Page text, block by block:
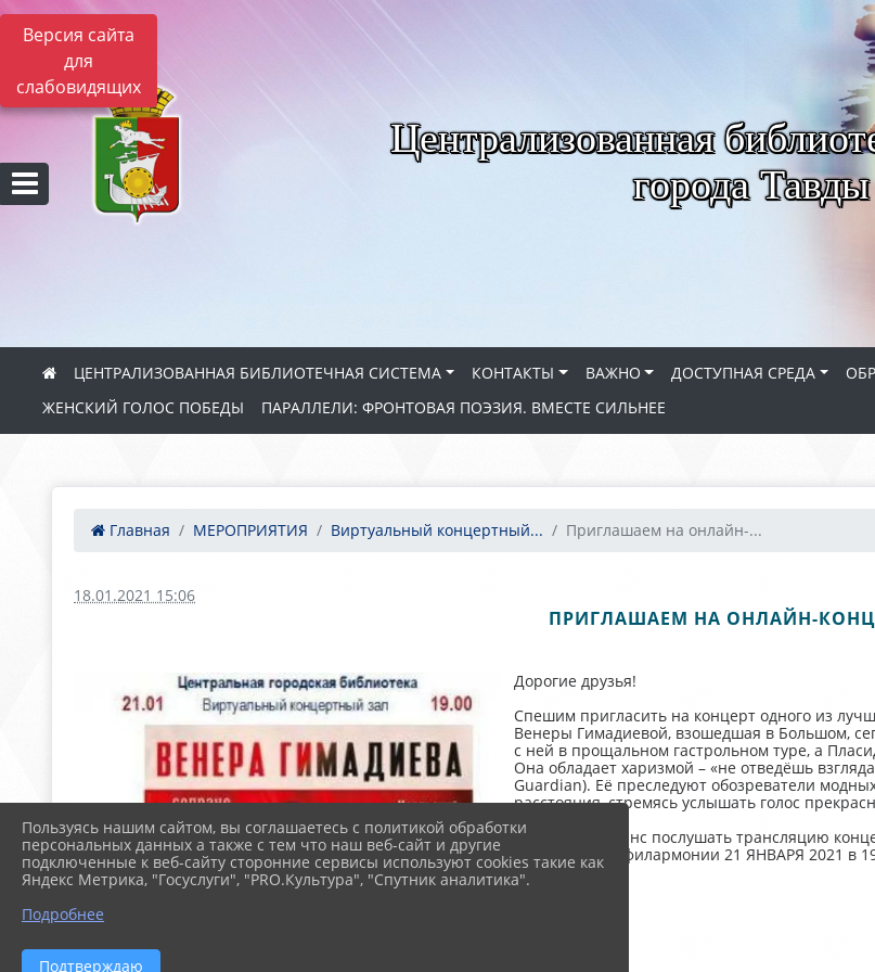
Версия сайта
для
слабовидящих
Централизованная
города Тавды
ЦЕНТРАЛИЗОВАННАЯ БИБЛИОТЕЧНАЯ СИСТЕМА КОНТАКТЫ ВАЖНО ДОСТУПНАЯ СРЕДА
ЖЕНСКИЙ ГОЛОС ПОБЕДЫ
ПАРАЛЛЕЛИ: ФРОНТОВАЯ ПОЭЗИЯ. ВМЕСТЕ СИЛЬНЕЕ
Главная МЕРОПРИЯТИЯ Виртуальный концертный... Приглашаем на онлайн-...
18.01.2021 15:06
ПРИГЛАШАЕМ НА ОНЛАЙН-
Дорогие друзья!
Спешим пригласить на концерт одного из
Венеры Гимадиевой, взошедшая в Большом,
с ней в прощальном гастрольном туре, а
Она обладает харизмой – «не отведёшь
Guardian). Её преследуют обозреватели
расстояния, стремясь услышать голос
Не упустите шанс послушать трансляцию
Свердловской филармонии 21 ЯНВАРЯ 2021 в
Пользуясь нашим сайтом, вы соглашаетесь с политикой обработки
персональных данных а также с тем что наш веб-сайт и другие
подключенные к веб-сайту сторонние сервисы используют cookies такие как
Яндекс Метрика, "Госуслуги", "PRO.Культура", "Спутник аналитика".
Подробнее
Подтверждаю